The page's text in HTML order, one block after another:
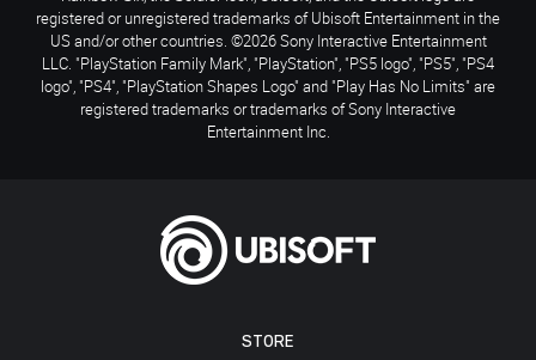
STORE
registered or unregistered trademarks of Ubisoft Entertainment in the
US and/or other countries. ©2026 Sony Interactive Entertainment
LLC. "PlayStation Family Mark", "PlayStation", "PS5 logo", "PS5", "PS4
logo", "PS4", "PlayStation Shapes Logo" and "Play Has No Limits" are
registered trademarks or trademarks of Sony Interactive
Entertainment Inc.